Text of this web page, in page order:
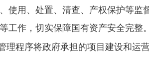
使用、处置、清查、产权保护等监
工作，切实保障国有资产安全完整。
理程序将政府承担的项目建设和运